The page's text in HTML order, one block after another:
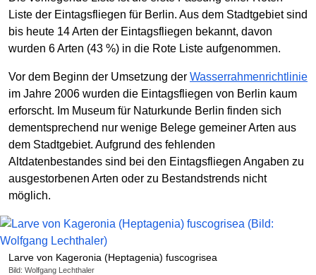
Larve von Kageronia (Heptagenia) fuscogrisea
Bild: Wolfgang Lechthaler
Liste der Eintagsfliegen für Berlin. Aus dem Stadtgebiet sind
bis heute 14 Arten der Eintagsfliegen bekannt, davon
wurden 6 Arten (43 %) in die Rote Liste aufgenommen.
Vor dem Beginn der Umsetzung der Wasserrahmenrichtlinie
im Jahre 2006 wurden die Eintagsfliegen von Berlin kaum
erforscht. Im Museum für Naturkunde Berlin finden sich
dementsprechend nur wenige Belege gemeiner Arten aus
dem Stadtgebiet. Aufgrund des fehlenden
Altdatenbestandes sind bei den Eintagsfliegen Angaben zu
ausgestorbenen Arten oder zu Bestandstrends nicht
möglich.